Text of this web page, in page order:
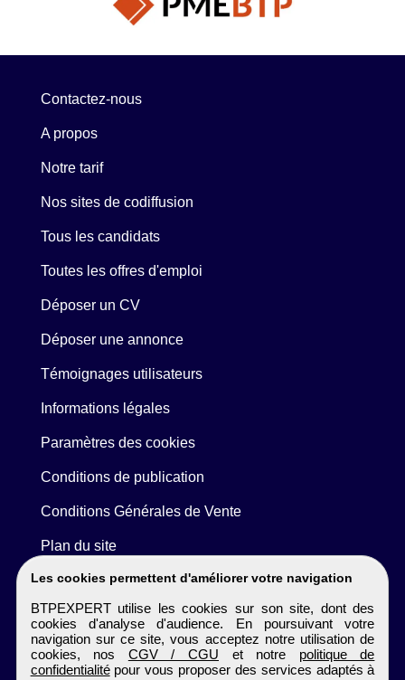
Les cookies permettent d'améliorer votre navigation
BTPEXPERT utilise les cookies sur son site, dont des
cookies d'analyse d'audience. En poursuivant votre
navigation sur ce site, vous acceptez notre utilisation de
cookies, nos CGV / CGU et notre politique de
confidentialitépour vous proposer des services adaptés à
Contactez-nous
A propos
Notre tarif
Nos sites de codiffusion
Tous les candidats
Toutes les offres d'emploi
Déposer un CV
Déposer une annonce
Témoignages utilisateurs
Informations légales
Paramètres des cookies
Conditions de publication
Conditions Générales de Vente
Plan du site